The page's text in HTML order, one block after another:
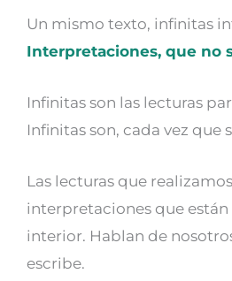
Un mismo texto, infinitas
Interpretaciones, que no
Infinitas son las lecturas
Infinitas son, cada vez que
Las lecturas que
interpretaciones que están
interior. Hablan de
escribe.